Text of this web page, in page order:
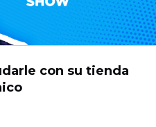
con su tienda